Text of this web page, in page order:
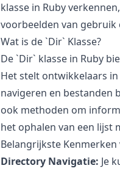
klasse in Ruby
voorbeelden van gebruik
Wat is de `Dir` Klasse?
De `Dir` klasse in Ruby
Het stelt ontwikkelaars
navigeren en bestanden
ook methoden om
het ophalen van een lijst
Belangrijkste Kenmerken
Directory Navigatie: Je